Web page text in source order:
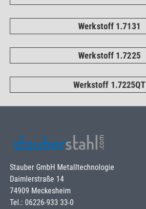
Werkstoff 1.7131
Werkstoff 1.7225
Werkstoff 1.7225QT
Stauber GmbH Metalltechnologie
Daimlerstraße 14
74909 Meckesheim
Tel.: 06226-933 33-0